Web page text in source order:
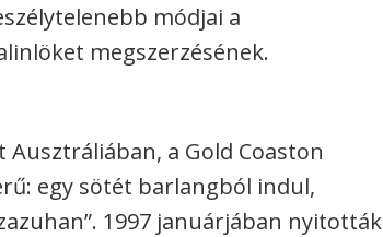
módjai a
megszerzésének.
a Gold Coaston
egy sötét barlangból indul,
1997 januárjában nyitották